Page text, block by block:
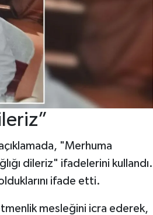
"Merhuma
dileriz" ifadelerini kullandı.
ifade etti.
mesleğini icra ederek,